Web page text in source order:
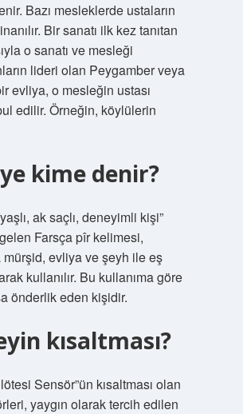
Bazı mesleklerde ustaların
Bir sanatı ilk kez tanıtan
o sanatı ve mesleği
lideri olan Peygamber veya
evliya, o mesleğin ustası
edilir. Örneğin, köylülerin
kime denir?
ak saçlı, deneyimli kişi”
Farsça pîr kelimesi,
mürşid, evliya ve şeyh ile eş
kullanılır. Bu kullanıma göre
önderlik eden kişidir.
kısaltması?
Sensör”ün kısaltması olan
yaygın olarak tercih edilen